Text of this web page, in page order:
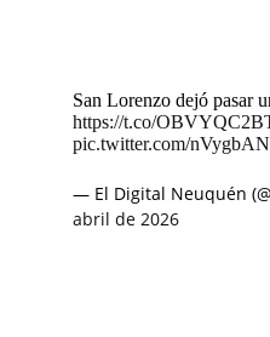
San Lorenzo dejó pasar
https://t.co/
pic.twitter.com/
— El Digital Neuquén
abril de 2026